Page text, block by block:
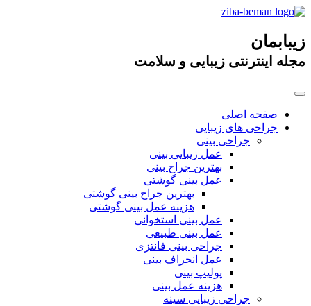
زیبابمان
مجله اینترنتی زیبایی و سلامت
صفحه اصلی
جراحی های زیبایی
جراحی بینی
عمل زیبایی بینی
بهترین جراح بینی
عمل بینی گوشتی
بهترین جراح بینی گوشتی
هزینه عمل بینی گوشتی
عمل بینی استخوانی
عمل بینی طبیعی
جراحی بینی فانتزی
عمل انحراف بینی
پولیپ بینی
هزینه عمل بینی
جراحی زیبایی سینه